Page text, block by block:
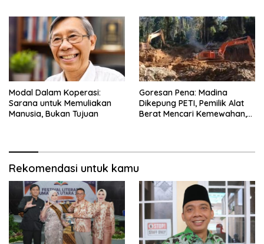
Kapolres Asahan
Modal Dalam Koperasi:
Sarana untuk Memuliakan
Manusia, Bukan Tujuan
Goresan Pena: Madina
Dikepung PETI, Pemilik Alat
Berat Mencari Kemewahan,
Rekomendasi untuk kamu